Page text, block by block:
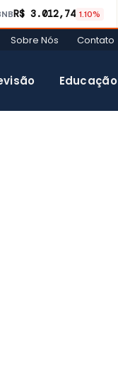
R$ 3.012,74 1.10%
Sobre Nós Contato
Educação